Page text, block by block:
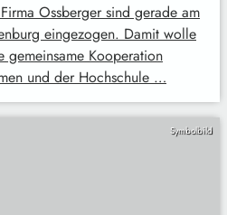
Ossberger sind gerade am
eingezogen. Damit wolle
Kooperation
und der Hochschule …
Symbolbild